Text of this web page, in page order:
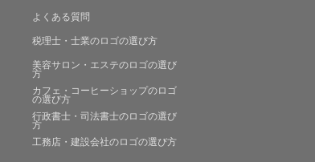
よくある質問
税理士・士業のロゴの選び方
美容サロン・エステのロゴの選び
方
カフェ・コーヒーショップのロゴ
の選び方
行政書士・司法書士のロゴの選び
方
工務店・建設会社のロゴの選び方